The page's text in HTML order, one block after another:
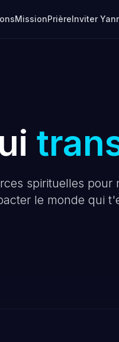
MissionPrièreInviter
spirituelles pour
le monde qui